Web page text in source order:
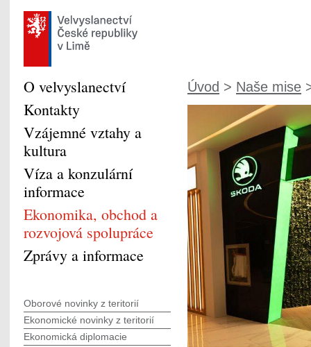
Úvod > Naše mise
O velvyslanectví
Kontakty
Vzájemné vztahy a
kultura
Víza a konzulární
informace
Ekonomika, obchod a
rozvojová spolupráce
Zprávy a informace
Oborové novinky z teritorií
Ekonomické novinky z teritorií
Ekonomická diplomacie